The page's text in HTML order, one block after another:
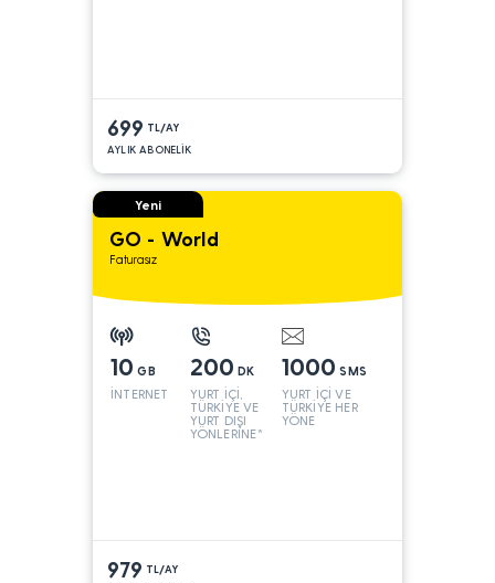
699 TL/AY
AYLIK ABONELİK
Yeni
GO - World
Faturasız
10 GB
İNTERNET
200 DK
YURT İÇİ,
TÜRKİYE VE
YURT DIŞI
YÖNLERİNE*
1000 SMS
YURT İÇİ VE
TÜRKİYE HER
YÖNE
979 TL/AY